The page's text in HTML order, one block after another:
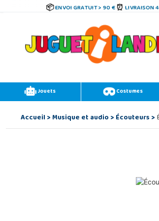
ENVOI GRATUIT > 90 € LIVRAISON
Jouets Costumes
Accueil>Musique et audio>Écouteurs>